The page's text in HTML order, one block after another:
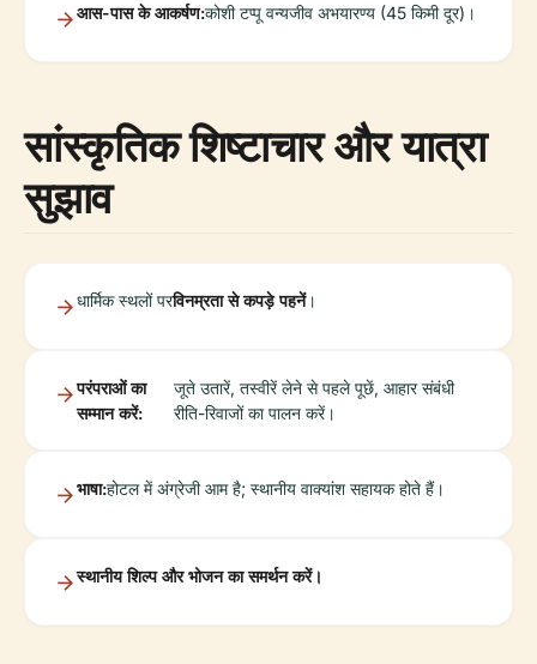
आस-पास के आकर्षण:कोशी टप्पू वन्यजीव अभयारण्य (45 किमी दूर)।
सांस्कृतिक शिष्टाचार और यात्रा
सुझाव
धार्मिक स्थलों परविनम्रता से कपड़े पहनें।
परंपराओं का
सम्मान करें:
जूते उतारें, तस्वीरें लेने से पहले पूछें, आहार संबंधी
रीति-रिवाजों का पालन करें।
भाषा:होटल में अंग्रेजी आम है; स्थानीय वाक्यांश सहायक होते हैं।
स्थानीय शिल्प और भोजन का समर्थन करें।